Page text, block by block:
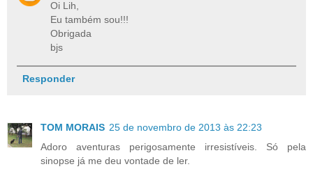
Oi Lih,
Eu também sou!!!
Obrigada
bjs
Responder
TOM MORAIS 25 de novembro de 2013 às 22:23
Adoro aventuras perigosamente irresistíveis. Só pela
sinopse já me deu vontade de ler.